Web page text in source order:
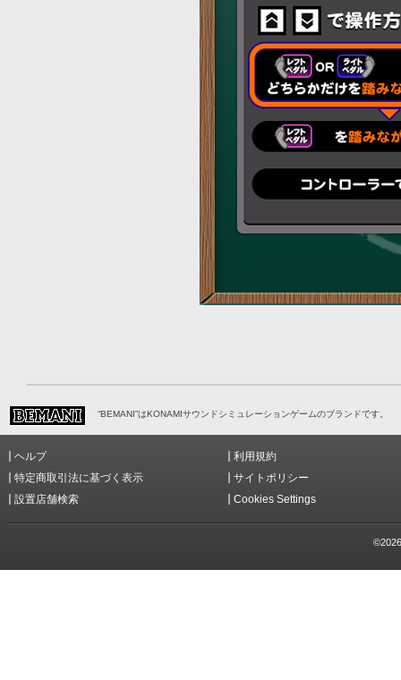
“BEMANI”はKONAMIサウンドシミュレーションゲームのブランドです。
ヘルプ
利用規約
特定商取引法に基づく表示
サイトポリシー
設置店舗検索
Cookies Settings